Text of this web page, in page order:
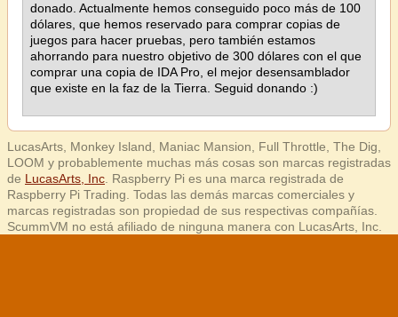
donado. Actualmente hemos conseguido poco más de 100
dólares, que hemos reservado para comprar copias de
juegos para hacer pruebas, pero también estamos
ahorrando para nuestro objetivo de 300 dólares con el que
comprar una copia de IDA Pro, el mejor desensamblador
que existe en la faz de la Tierra. Seguid donando :)
LucasArts, Monkey Island, Maniac Mansion, Full Throttle, The Dig,
LOOM y probablemente muchas más cosas son marcas registradas
de LucasArts, Inc . Raspberry Pi es una marca registrada de
Raspberry Pi Trading. Todas las demás marcas comerciales y
marcas registradas son propiedad de sus respectivas compañías.
ScummVM no está afiliado de ninguna manera con LucasArts, Inc.